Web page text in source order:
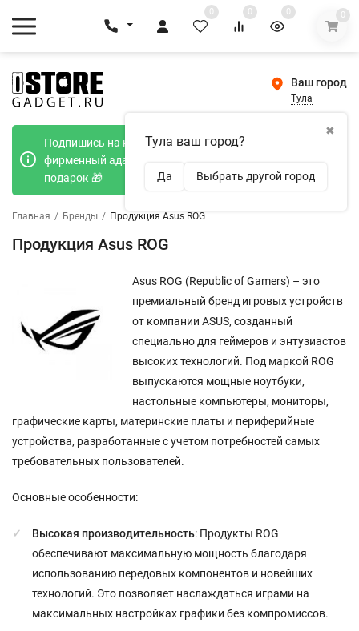
0 0 0 0
Ваш город
Тула
✖
Тула ваш город?
Да Выбрать другой город
Подпишись на наш телеграмм канал и получи
фирменный адаптер Type-C 20W при покупке в
подарок 🎁
Главная / Бренды / Продукция Asus ROG
Продукция Asus ROG
Asus ROG (Republic of Gamers) – это
премиальный бренд игровых устройств
от компании ASUS, созданный
специально для геймеров и энтузиастов
высоких технологий. Под маркой ROG
выпускаются мощные ноутбуки,
настольные компьютеры, мониторы,
графические карты, материнские платы и периферийные
устройства, разработанные с учетом потребностей самых
требовательных пользователей.
Основные особенности:
Высокая производительность: Продукты ROG
обеспечивают максимальную мощность благодаря
использованию передовых компонентов и новейших
технологий. Это позволяет наслаждаться играми на
максимальных настройках графики без компромиссов.